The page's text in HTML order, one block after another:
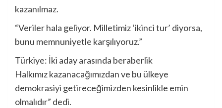
kazanılmaz.
“Veriler hala geliyor. Milletimiz ‘ikinci tur’ diyorsa,
bunu memnuniyetle karşılıyoruz.”
Türkiye: İki aday arasında beraberlik
Halkımız kazanacağımızdan ve bu ülkeye
demokrasiyi getireceğimizden kesinlikle emin
olmalıdır” dedi.